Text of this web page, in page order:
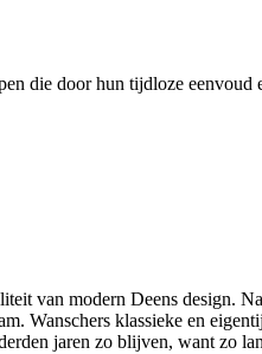
die door hun tijdloze
van modern Deens design.
Wanschers klassieke en
jaren zo blijven, want zo